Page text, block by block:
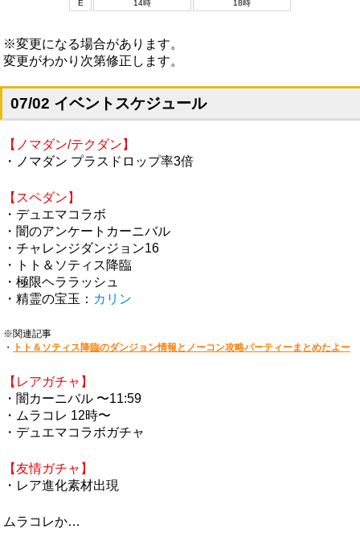
E
14時 18時
※変更になる場合があります。
変更がわかり次第修正します。
07/02 イベントスケジュール
【ノマダン/テクダン】
・ノマダン プラスドロップ率3倍
【スペダン】
・デュエマコラボ
・闇のアンケートカーニバル
・チャレンジダンジョン16
・トト＆ソティス降臨
・極限ヘララッシュ
・精霊の宝玉： カリン
※関連記事
・
トト＆ソティス降臨のダンジョン情報とノーコン攻略パーティーまとめたよー
【レアガチャ】
・闇カーニバル 〜11:59
・ムラコレ 12時〜
・デュエマコラボガチャ
【友情ガチャ】
・レア進化素材出現
ムラコレか…